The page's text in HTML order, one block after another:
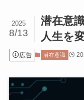
潜在意
人生を
2025
8/13
広告 潜在意識